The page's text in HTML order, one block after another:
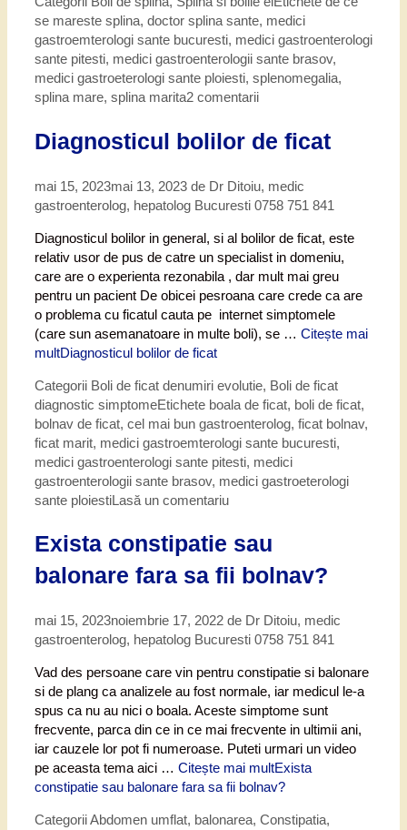
se mareste splina, doctor splina sante, medici
gastroemterologi sante bucuresti, medici gastroenterologi
sante pitesti, medici gastroenterologii sante brasov,
medici gastroeterologi sante ploiesti, splenomegalia,
splina mare, splina marita2 comentarii
Diagnosticul bolilor de ficat
mai 15, 2023mai 13, 2023 de Dr Ditoiu, medic
gastroenterolog, hepatolog Bucuresti 0758 751 841
Diagnosticul bolilor in general, si al bolilor de ficat, este
relativ usor de pus de catre un specialist in domeniu,
care are o experienta rezonabila , dar mult mai greu
pentru un pacient De obicei pesroana care crede ca are
o problema cu ficatul cauta pe internet simptomele
(care sun asemanatoare in multe boli), se … Citește mai
multDiagnosticul bolilor de ficat
Categorii Boli de ficat denumiri evolutie, Boli de ficat
diagnostic simptomeEtichete boala de ficat, boli de ficat,
bolnav de ficat, cel mai bun gastroenterolog, ficat bolnav,
ficat marit, medici gastroemterologi sante bucuresti,
medici gastroenterologi sante pitesti, medici
gastroenterologii sante brasov, medici gastroeterologi
sante ploiestiLasă un comentariu
Exista constipatie sau
balonare fara sa fii bolnav?
mai 15, 2023noiembrie 17, 2022 de Dr Ditoiu, medic
gastroenterolog, hepatolog Bucuresti 0758 751 841
Vad des persoane care vin pentru constipatie si balonare
si de plang ca analizele au fost normale, iar medicul le-a
spus ca nu au nici o boala. Aceste simptome sunt
frecvente, parca din ce in ce mai frecvente in ultimii ani,
iar cauzele lor pot fi numeroase. Puteti urmari un video
pe aceasta tema aici … Citește mai multExista
constipatie sau balonare fara sa fii bolnav?
CategoriiAbdomen umflat, balonarea, Constipatia,